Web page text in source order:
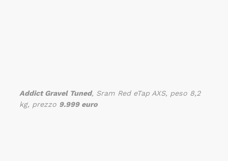
Addict Gravel Tuned, Sram Red eTap AXS, peso 8,2
kg, prezzo 9.999 euro